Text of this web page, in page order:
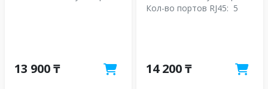
13 900 ₸
Кол-во портов RJ45: 5
14 200 ₸